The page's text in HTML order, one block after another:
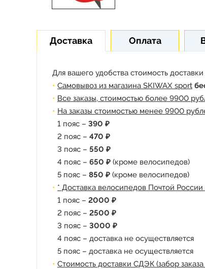
Доставка Оплата
Для вашего удобства стоимость
Самовывоз из магазина SKIWAX sport
Все заказы, стоимостью более 9900
На заказы стоимостью менее 9900
1 пояс – 390 ₽
2 пояс – 470 ₽
3 пояс – 550 ₽
4 пояс – 650 ₽ (кроме велосипедов)
5 пояс – 850 ₽ (кроме велосипедов)
* Доставка велосипедов Почтой
1 пояс – 2000 ₽
2 пояс – 2500 ₽
3 пояс – 3000 ₽
4 пояс – доставка не осуществляется
5 пояс – доставка не осуществляется
Стоимость доставки СДЭК (забор